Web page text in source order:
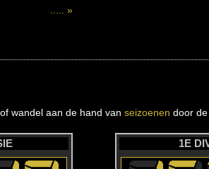
..... »
wandel aan de hand van seizoenen door de
1E